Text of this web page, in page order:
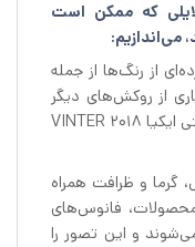
که ممکن است
می‌اندازیم:
از رنگ‌ها از جمله
از روکش‌های دیگر
عرضه می‌شوند. رنگ طلایی چراغ نفتی ایکیا VINTER 2018
گرما و ظرافت همراه
محصولات، فانوس‌های
و این تصور را